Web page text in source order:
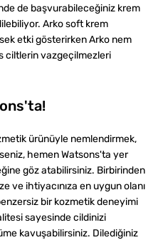
de başvurabileceğiniz krem
Arko soft krem
etki gösterirken Arko nem
ciltlerin vazgeçilmezleri
ürünüyle nemlendirmek,
hemen Watsons'ta yer
göz atabilirsiniz. Birbirinden
ve ihtiyacınıza en uygun olanı
bir kozmetik deneyimi
sayesinde cildinizi
kavuşabilirsiniz. Dilediğiniz